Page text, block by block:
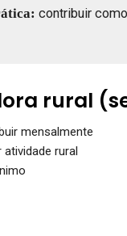
contribuir
rural
mensalmente
rural